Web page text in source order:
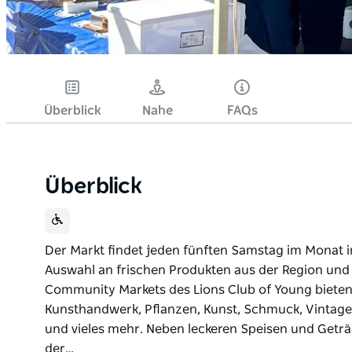
Überblick Nahe FAQs
Überblick
Der Markt findet jeden fünften Samstag im Monat
Auswahl an frischen Produkten aus der Region
Community Markets des Lions Club of Young
Kunsthandwerk, Pflanzen, Kunst, Schmuck,
und vieles mehr. Neben leckeren Speisen und
der…